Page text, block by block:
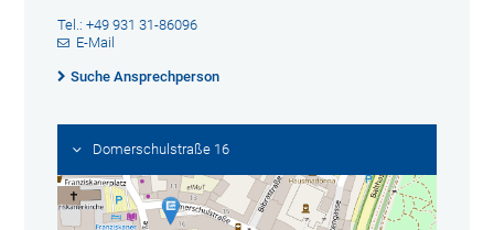
Tel.: +49 931 31-86096
E-Mail
Suche Ansprechperson
Domerschulstraße 16